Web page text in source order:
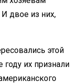
И двое из них,
этой
их признали